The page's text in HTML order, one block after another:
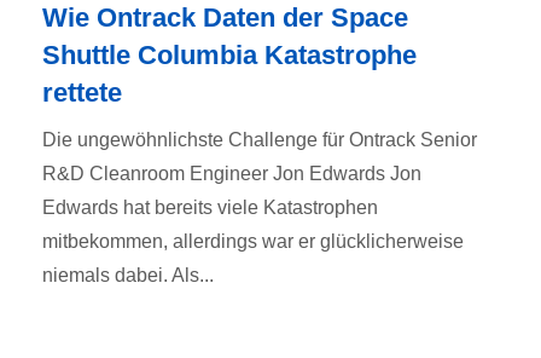
Wie Ontrack Daten der Space
Shuttle Columbia Katastrophe
rettete
Die ungewöhnlichste Challenge für Ontrack Senior
R&D Cleanroom Engineer Jon Edwards Jon
Edwards hat bereits viele Katastrophen
mitbekommen, allerdings war er glücklicherweise
niemals dabei. Als...